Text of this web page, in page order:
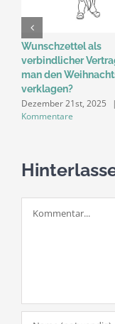
Wunschzettel als
verbindlicher
man den
verklagen?
Dezember 21st, 2025 |
Kommentare